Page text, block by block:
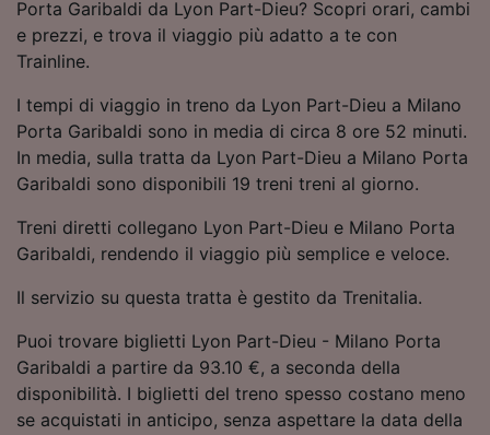
Porta Garibaldi da Lyon Part-Dieu? Scopri orari, cambi
e prezzi, e trova il viaggio più adatto a te con
Trainline.
I tempi di viaggio in treno da Lyon Part-Dieu a Milano
Porta Garibaldi sono in media di circa 8 ore 52 minuti.
In media, sulla tratta da Lyon Part-Dieu a Milano Porta
Garibaldi sono disponibili 19 treni treni al giorno.
Treni diretti collegano Lyon Part-Dieu e Milano Porta
Garibaldi, rendendo il viaggio più semplice e veloce.
Il servizio su questa tratta è gestito da Trenitalia.
Puoi trovare biglietti Lyon Part-Dieu - Milano Porta
Garibaldi a partire da 93.10 €, a seconda della
disponibilità. I biglietti del treno spesso costano meno
se acquistati in anticipo, senza aspettare la data della
Utilizzare dati di geolocalizzazione precisi.
Scansione attiva delle caratteristiche del
dispositivo ai fini dell’identificazione.
accedervi. Pubblicità e contenuti
personalizzati, misurazione delle prestazioni
dei contenuti e degli annunci, ricerche sul
pubblico, sviluppo di servizi.